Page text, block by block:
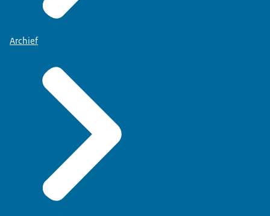
Archief